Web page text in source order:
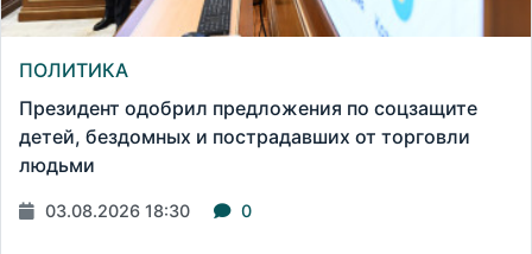
ПОЛИТИКА
Президент одобрил предложения по соцзащите
детей, бездомных и пострадавших от торговли
людьми
03.08.2026 18:30 0